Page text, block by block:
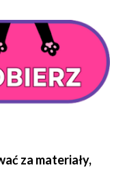
za materiały,